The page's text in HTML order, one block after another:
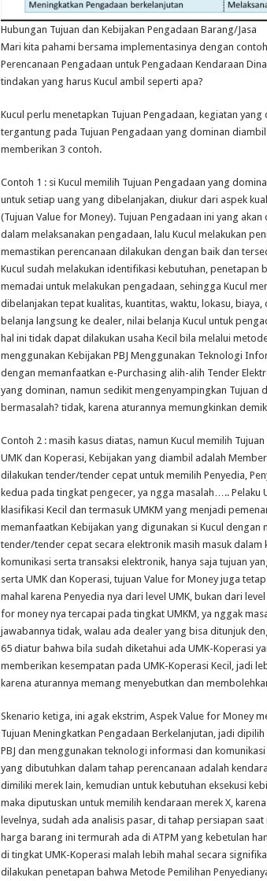
Hubungan Tujuan dan Kebijakan Pengadaan Barang/Jasa
Mari kita pahami bersama implementasinya dengan
Perencanaan Pengadaan untuk Pengadaan Kendaraan
tindakan yang harus Kucul ambil seperti apa?
Kucul perlu menetapkan Tujuan Pengadaan, kegiatan
tergantung pada Tujuan Pengadaan yang dominan
memberikan 3 contoh.
Contoh 1 : si Kucul memilih Tujuan Pengadaan yang
untuk setiap uang yang dibelanjakan, diukur dari aspek
(Tujuan Value for Money). Tujuan Pengadaan ini yang
dalam melaksanakan pengadaan, lalu Kucul melakukan
memastikan perencanaan dilakukan dengan baik dan
Kucul sudah melakukan identifikasi kebutuhan,
memadai untuk melakukan pengadaan, sehingga Kucul
dibelanjakan tepat kualitas, kuantitas, waktu, lokasu,
belanja langsung ke dealer, nilai belanja Kucul untuk
hal ini tidak dapat dilakukan usaha Kecil bila melalui
menggunakan Kebijakan PBJ Menggunakan Teknologi
dengan memanfaatkan e-Purchasing alih-alih Tender
yang dominan, namun sedikit mengenyampingkan Tujuan
bermasalah? tidak, karena aturannya memungkinkan
Contoh 2 : masih kasus diatas, namun Kucul memilih
UMK dan Koperasi, Kebijakan yang diambil adalah
dilakukan tender/tender cepat untuk memilih Penyedia,
kedua pada tingkat pengecer, ya ngga masalah….. Pelaku
klasifikasi Kecil dan termasuk UMKM yang menjadi
memanfaatkan Kebijakan yang digunakan si Kucul
tender/tender cepat secara elektronik masih masuk
komunikasi serta transaksi elektronik, hanya saja tujuan
serta UMK dan Koperasi, tujuan Value for Money juga
mahal karena Penyedia nya dari level UMK, bukan dari
for money nya tercapai pada tingkat UMKM, ya nggak
jawabannya tidak, walau ada dealer yang bisa ditunjuk
65 diatur bahwa bila sudah diketahui ada UMK-Koperasi
memberikan kesempatan pada UMK-Koperasi Kecil, jadi
karena aturannya memang menyebutkan dan
Skenario ketiga, ini agak ekstrim, Aspek Value for Money
Tujuan Meningkatkan Pengadaan Berkelanjutan, jadi
PBJ dan menggunakan teknologi informasi dan
yang dibutuhkan dalam tahap perencanaan adalah
dimiliki merek lain, kemudian untuk kebutuhan eksekusi
maka diputuskan untuk memilih kendaraan merek X,
levelnya, sudah ada analisis pasar, di tahap persiapan
harga barang ini termurah ada di ATPM yang kebetulan
di tingkat UMK-Koperasi malah lebih mahal secara
dilakukan penetapan bahwa Metode Pemilihan